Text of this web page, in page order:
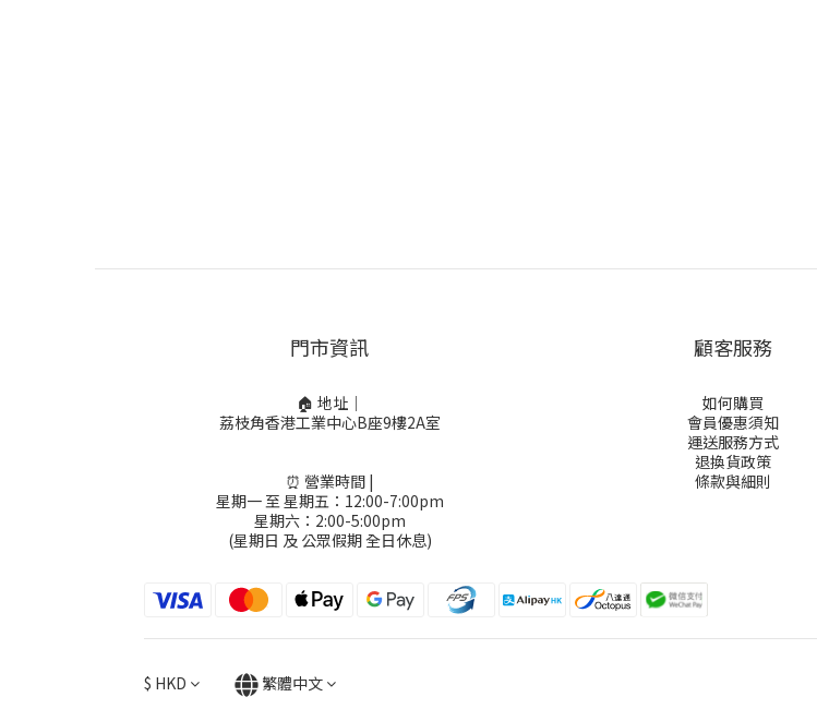
門市資訊
🏠 地址｜
荔枝角香港工業中心B座9樓2A室
⏰ 營業時間 |
星期一 至 星期五：12:00-7:00pm
星期六：2:00-5:00pm
(星期日 及 公眾假期 全日休息)
顧客服務
如何購買
會員優惠須知
運送服務方式
退換貨政策
條款與細則
$ HKD 繁體中文